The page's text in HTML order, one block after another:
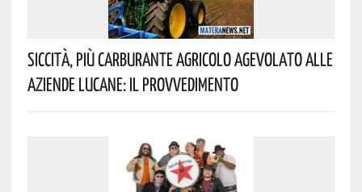
Siccità, Più Carburante Agricolo Agevolato Alle
Aziende Lucane: Il Provvedimento